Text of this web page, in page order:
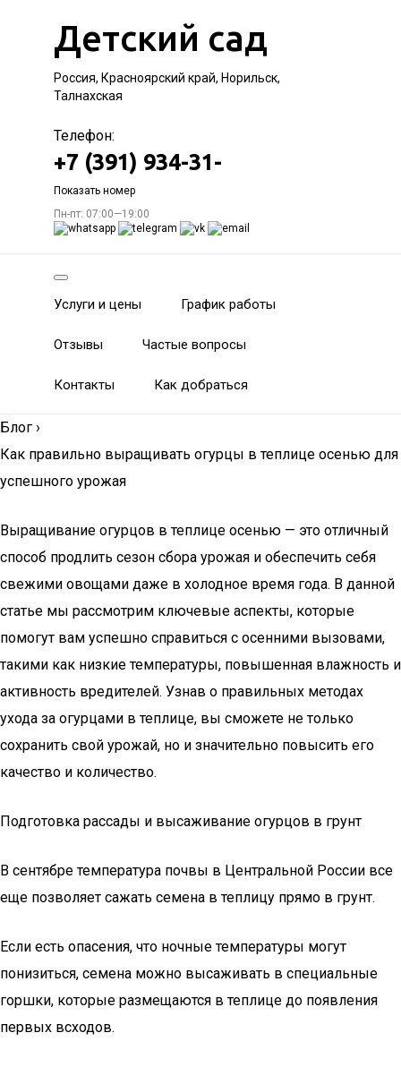
Детский сад
Россия, Красноярский край, Норильск,
Талнахская
Телефон:
+7 (391) 934-31-
Показать номер
Пн-пт: 07:00—19:00
Услуги и цены График работы
Отзывы Частые вопросы
Контакты Как добраться
Блог ›
Как правильно выращивать огурцы в теплице осенью для
успешного урожая
Выращивание огурцов в теплице осенью — это отличный
способ продлить сезон сбора урожая и обеспечить себя
свежими овощами даже в холодное время года. В данной
статье мы рассмотрим ключевые аспекты, которые
помогут вам успешно справиться с осенними вызовами,
такими как низкие температуры, повышенная влажность и
активность вредителей. Узнав о правильных методах
ухода за огурцами в теплице, вы сможете не только
сохранить свой урожай, но и значительно повысить его
качество и количество.
Подготовка рассады и высаживание огурцов в грунт
В сентябре температура почвы в Центральной России все
еще позволяет сажать семена в теплицу прямо в грунт.
Если есть опасения, что ночные температуры могут
понизиться, семена можно высаживать в специальные
горшки, которые размещаются в теплице до появления
первых всходов.